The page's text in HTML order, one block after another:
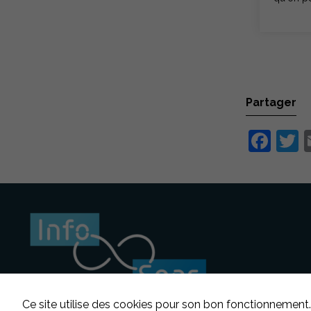
Partager
Ce site utilise des cookies pour son bon